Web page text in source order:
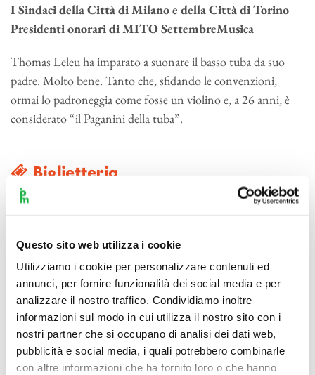
Questo sito web utilizza i cookie
Utilizziamo i cookie per personalizzare contenuti ed
annunci, per fornire funzionalità dei social media e per
analizzare il nostro traffico. Condividiamo inoltre
informazioni sul modo in cui utilizza il nostro sito con i
nostri partner che si occupano di analisi dei dati web,
pubblicità e social media, i quali potrebbero combinarle
con altre informazioni che ha fornito loro o che hanno
I Sindaci della Città di Milano e della Città di Torino
Presidenti onorari di MITO SettembreMusica
Thomas Leleu ha imparato a suonare il basso tuba da suo
padre. Molto bene. Tanto che, sfidando le convenzioni,
ormai lo padroneggia come fosse un violino e, a 26 anni, è
considerato “il Paganini della tuba”.
Biglietteria
Il concerto sarà preceduto da una breve introduzione guidata
Posto unico numerato 5,00 €
Per scoprire tutti i concerti diMITO SettembreMusica
2016visita il sito:www.mitosettembremusica.it
Il Cast
Thomas Leleu Sextet